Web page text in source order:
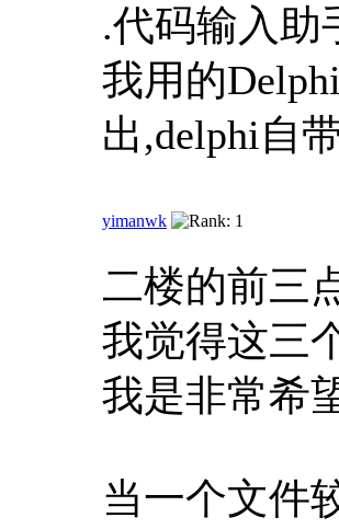
.代码输入助
我用的
出,delphi自
yimanwk
二楼的前三
我觉得这三
我是非常希
当一个文件